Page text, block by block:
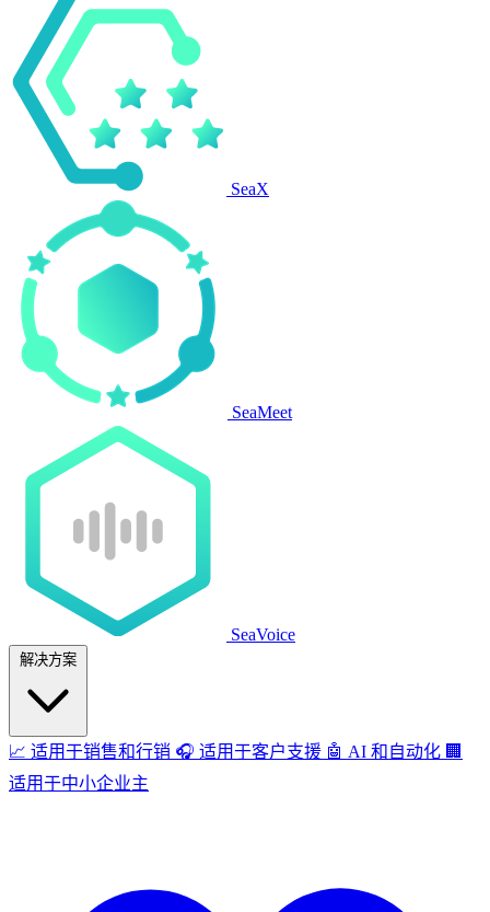
SeaX
SeaMeet
SeaVoice
解决方案
📈 适用于销售和行销 🎧 适用于客户支援 🤖 AI 和自动化 🏢
适用于中小企业主